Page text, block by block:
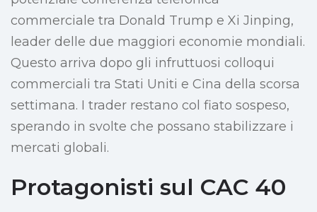
commerciale tra Donald Trump e Xi Jinping,
leader delle due maggiori economie mondiali.
Questo arriva dopo gli infruttuosi colloqui
commerciali tra Stati Uniti e Cina della scorsa
settimana. I trader restano col fiato sospeso,
sperando in svolte che possano stabilizzare i
mercati globali.
Protagonisti sul CAC 40